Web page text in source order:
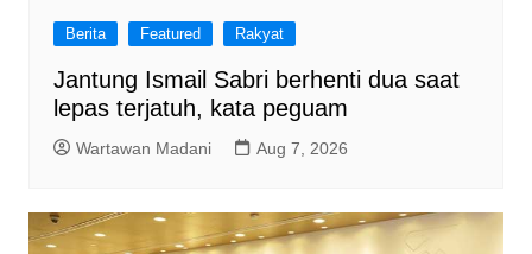
Berita Featured Rakyat
Jantung Ismail Sabri berhenti dua saat
lepas terjatuh, kata peguam
Wartawan Madani Aug 7, 2026